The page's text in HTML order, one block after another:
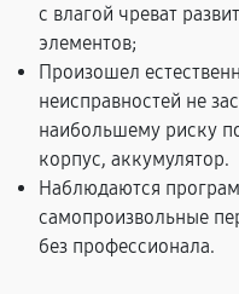
с влагой чреват
элементов;
Произошел
неисправностей не
наибольшему риску
корпус, аккумулятор.
Наблюдаются
самопроизвольные
без профессионала.